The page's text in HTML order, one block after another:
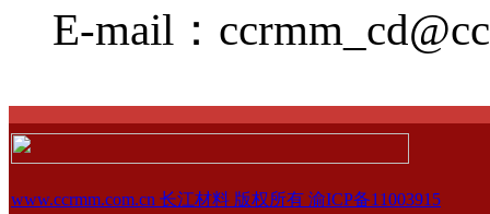
E-mail：
www.ccrmm.com.cn 长江材料 版权所有 渝ICP备11003915